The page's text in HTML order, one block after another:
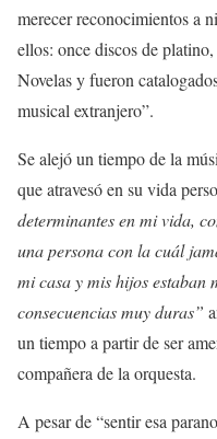
merecer reconocimientos a
ellos: once discos de
Novelas y fueron
musical extranjero”.
Se alejó un tiempo de la
que atravesó en su vida
determinantes en mi vida,
una persona con la cuál
mi casa y mis hijos estaban
consecuencias muy duras”
un tiempo a partir de ser
compañera de la orquesta.
A pesar de “sentir esa